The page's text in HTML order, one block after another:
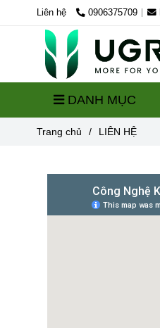
Liên hệ 0906375709
DANH MỤC
Trang chủ / LIÊN HỆ